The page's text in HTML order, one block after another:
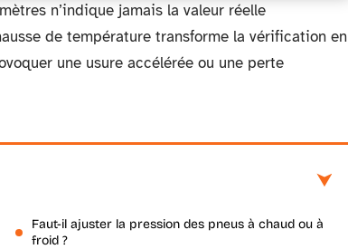
n’indique jamais la valeur réelle
de température transforme la vérification en
une usure accélérée ou une perte
Faut-il ajuster la pression des pneus à chaud ou à
froid ?